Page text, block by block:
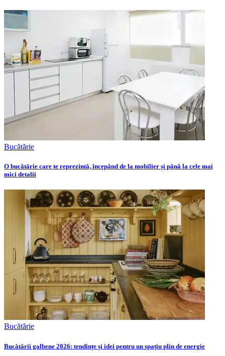
Bucătărie
O bucătărie care te reprezintă, începând de la mobilier și până la cele mai
mici detalii
Bucătărie
Bucătării galbene 2026: tendințe și idei pentru un spațiu plin de energie